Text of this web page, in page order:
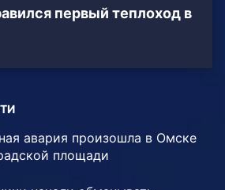
первый теплоход в
авария произошла в Омске
площади